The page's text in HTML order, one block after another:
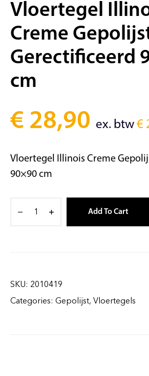
Vloertegel
Creme
Gerectificeerd
cm
€ 28,90 ex. btw €
Vloertegel Illinois Creme
90×90 cm
Add To Cart
SKU: 2010419
Categories: Gepolijst, Vloertegels